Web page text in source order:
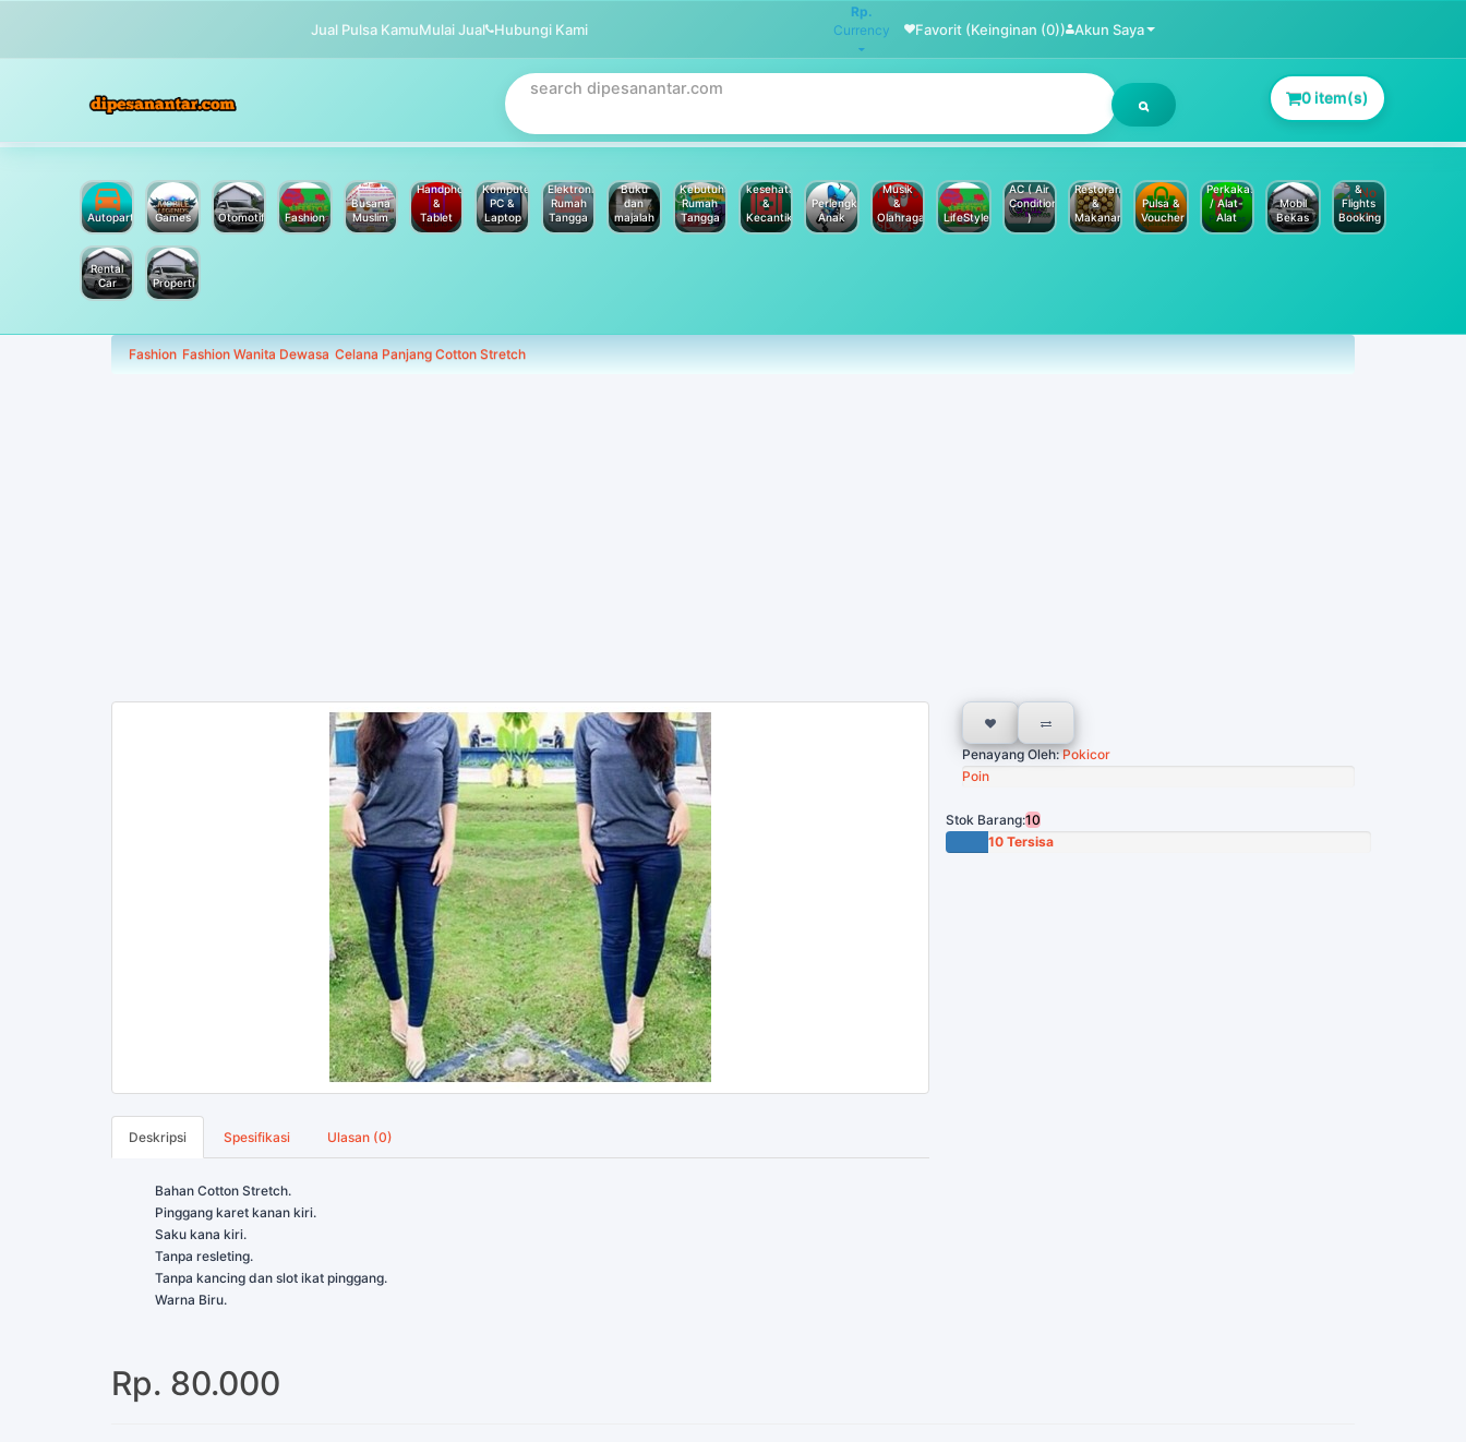
Jual Pulsa KamuMulai Jual Hubungi Kami
Rp.
Currency
Favorit (Keinginan (0)) Akun Saya
0 item(s)
Autoparts Games Otomotif Fashion
Busana
Muslim
Handphone
&
Tablet
Komputer
PC &
Laptop
Elektronik
Rumah
Tangga
Buku
dan
majalah
Kebutuhan
Rumah
Tangga
kesehatan
&
Kecantikan
Perlengkapan
Anak
Musik
&
Olahraga
LifeStyle
AC ( Air
Conditioner
)
Restoran
&
Makanan
Pulsa &
Voucher
Perkakas
/ Alat-
Alat
Mobil
Bekas
&
Flights
Booking
Rental
Car
Properti
Fashion Fashion Wanita Dewasa Celana Panjang Cotton Stretch
Deskripsi Spesifikasi Ulasan (0)
Bahan Cotton Stretch.
Pinggang karet kanan kiri.
Saku kana kiri.
Tanpa resleting.
Tanpa kancing dan slot ikat pinggang.
Warna Biru.
Penayang Oleh:Pokicor
Poin
Stok Barang:10
10 Tersisa
Rp. 80.000